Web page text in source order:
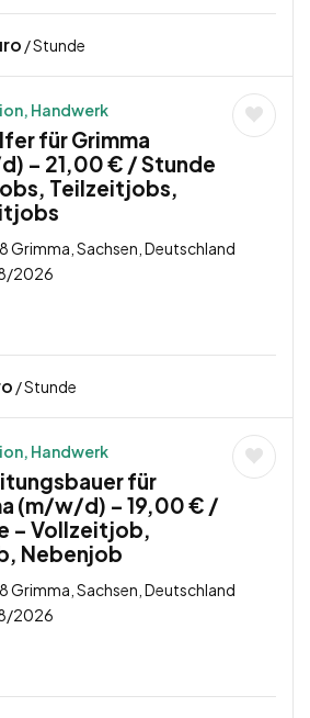
/ Stunde
Handwerk
für Grimma
– 21,00 € / Stunde
Teilzeitjobs,
Grimma, Sachsen, Deutschland
2026
/ Stunde
Handwerk
für
(m/w/d) – 19,00 € /
– Vollzeitjob,
Nebenjob
Grimma, Sachsen, Deutschland
2026